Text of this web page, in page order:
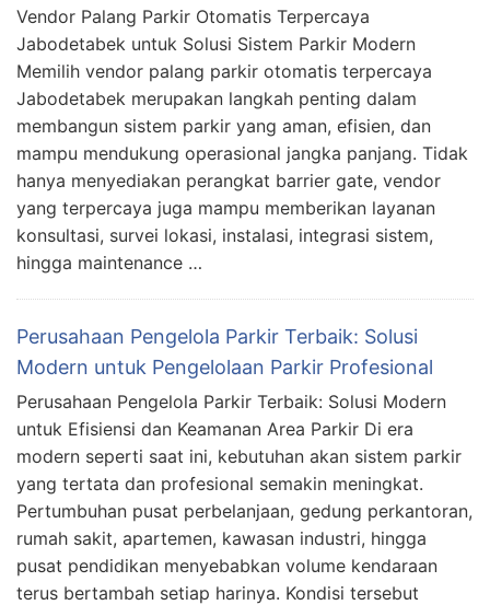
Vendor Palang Parkir Otomatis Terpercaya
Jabodetabek untuk Solusi Sistem Parkir Modern
Memilih vendor palang parkir otomatis terpercaya
Jabodetabek merupakan langkah penting dalam
membangun sistem parkir yang aman, efisien, dan
mampu mendukung operasional jangka panjang. Tidak
hanya menyediakan perangkat barrier gate, vendor
yang terpercaya juga mampu memberikan layanan
konsultasi, survei lokasi, instalasi, integrasi sistem,
hingga maintenance …
Perusahaan Pengelola Parkir Terbaik: Solusi
Modern untuk Pengelolaan Parkir Profesional
Perusahaan Pengelola Parkir Terbaik: Solusi Modern
untuk Efisiensi dan Keamanan Area Parkir Di era
modern seperti saat ini, kebutuhan akan sistem parkir
yang tertata dan profesional semakin meningkat.
Pertumbuhan pusat perbelanjaan, gedung perkantoran,
rumah sakit, apartemen, kawasan industri, hingga
pusat pendidikan menyebabkan volume kendaraan
terus bertambah setiap harinya. Kondisi tersebut